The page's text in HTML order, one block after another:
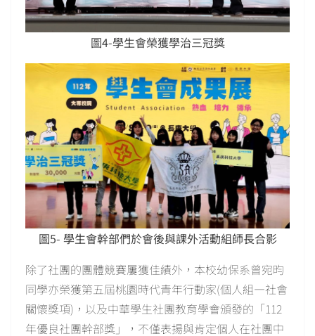
圖4-學生會榮獲學治三冠獎
圖5- 學生會幹部們於會後與課外活動組師長合影
除了社團的團體競賽屢獲佳績外，本校幼保系曾宛昀
同學亦榮獲第五屆桃園時代青年行動家(個人組—社會
關懷獎項)，以及中華學生社團教育學會頒發的「112
年優良社團幹部獎」，不僅表揚與肯定個人在社團中